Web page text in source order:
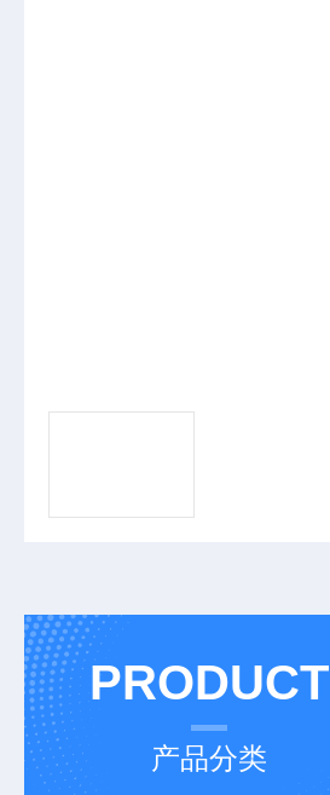
PRODUCT
产品分类